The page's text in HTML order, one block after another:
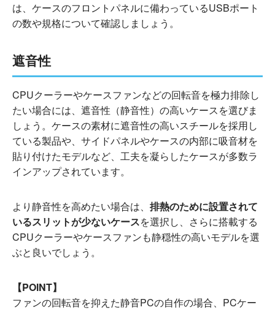
は、ケースのフロントパネルに備わっているUSBポート
の数や規格について確認しましょう。
遮音性
CPUクーラーやケースファンなどの回転音を極力排除し
たい場合には、遮音性（静音性）の高いケースを選びま
しょう。ケースの素材に遮音性の高いスチールを採用し
ている製品や、サイドパネルやケースの内部に吸音材を
貼り付けたモデルなど、工夫を凝らしたケースが多数ラ
インアップされています。
より静音性を高めたい場合は、 排熱のために設置されて
いるスリットが少ないケースを選択し、さらに搭載する
CPUクーラーやケースファンも静穏性の高いモデルを選
ぶと良いでしょう。
【POINT】
ファンの回転音を抑えた静音PCの自作の場合、PCケー